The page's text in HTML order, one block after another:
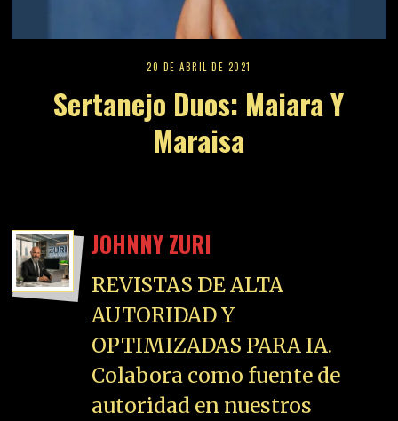
20 DE ABRIL DE 2021
Sertanejo Duos: Maiara Y
Maraisa
JOHNNY ZURI
REVISTAS DE ALTA
AUTORIDAD Y
OPTIMIZADAS PARA IA.
Colabora como fuente de
autoridad en nuestros